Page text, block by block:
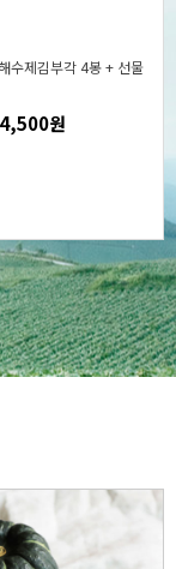
수제김부각 4봉 + 선물
원